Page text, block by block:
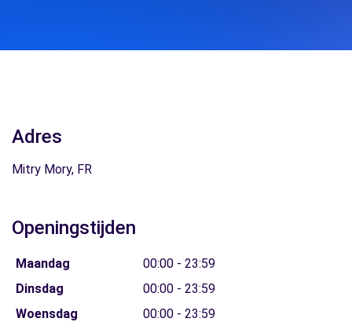
Adres
Mitry Mory, FR
Openingstijden
Maandag
00:00 - 23:59
Dinsdag
00:00 - 23:59
Woensdag
00:00 - 23:59